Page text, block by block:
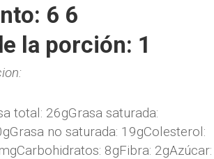
6 6
la porción: 1
total: 26gGrasa saturada:
Grasa no saturada: 19gColesterol:
Carbohidratos: 8gFibra: 2gAzúcar: